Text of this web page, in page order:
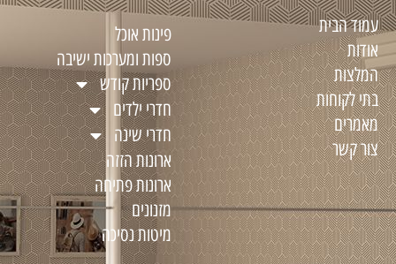
עמוד הבית
אודות
המלצות
בתי לקוחות
מאמרים
צור קשר
פינות אוכל
ספות ומערכות ישיבה
ספריות קודש
חדרי ילדים
חדרי שינה
ארונות הזזה
ארונות פתיחה
מזנונים
מיטות נסיכה